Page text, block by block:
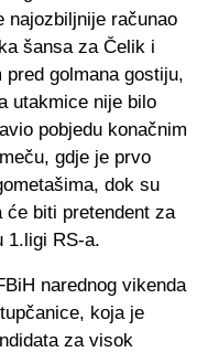
najozbiljnije računao
šansa za Čelik i
golmana gostiju,
utakmice nije bilo
pobjedu konačnim
gdje je prvo
dok su
će biti pretendent za
1.ligi RS-a.
narednog vikenda
koja je
za visok